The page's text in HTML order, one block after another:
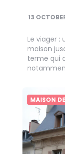
13
Le viager
maison
terme qui
MAISON